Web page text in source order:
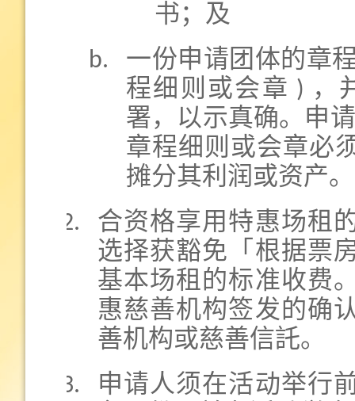
书；及
一份申请团体的章
程细则或会章 ) ，
署，以示真确。申
章程细则或会章必
摊分其利润或资产。
合资格享用特惠场租
选择获豁免「根据票
基本场租的标准收费
惠慈善机构签发的确
善机构或慈善信託。
申请人须在活动举行